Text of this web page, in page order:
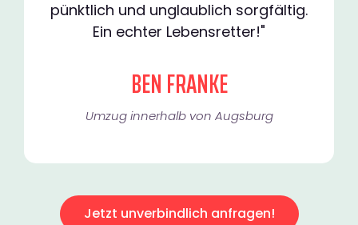
pünktlich und unglaublich sorgfältig.
Ein echter Lebensretter!"
BEN FRANKE
Umzug innerhalb von Augsburg​
Jetzt unverbindlich anfragen!